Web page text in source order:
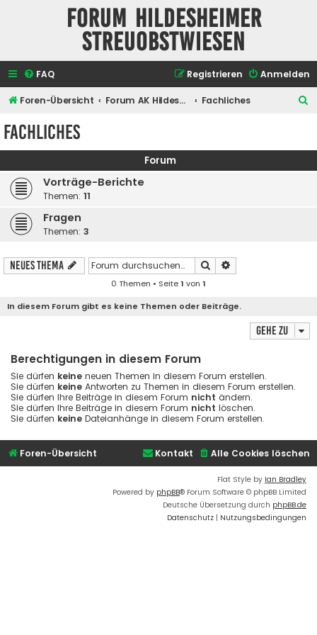
Forum Hildesheimer
Streuobstwiesen
FAQ Anmelden
Registrieren
Foren-Übersicht Forum AK Hildesheimer Streuobstwiesen Fachliches
e
Fachliches
Forum
Vorträge-Berichte
Themen: 11
Fragen
Themen: 3
Neues Thema Suche
0 Themen • Seite1 von 1
In diesem Forum gibt es keine Themen oder Beiträge.
Gehe zu
Berechtigungen in diesem Forum
Sie dürfen keine neuen Themen in diesem Forum erstellen.
Sie dürfen keine Antworten zu Themen in diesem Forum erstellen.
Sie dürfen Ihre Beiträge in diesem Forum nicht ändern.
Sie dürfen Ihre Beiträge in diesem Forum nicht löschen.
Sie dürfen keine Dateianhänge in diesem Forum erstellen.
Foren-Übersicht Alle Cookies löschen
Kontakt
Flat Style by Ian Bradley
Powered by phpBB® Forum Software © phpBB Limited
Deutsche Übersetzung durch phpBB.de
Datenschutz | Nutzungsbedingungen